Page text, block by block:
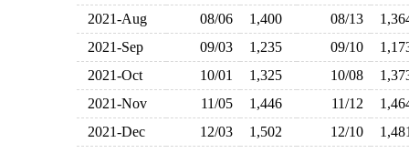
2021-Aug
08/06 1,400 08/13
2021-Sep
09/03 1,235 09/10
2021-Oct
10/01 1,325 10/08
2021-Nov
11/05 1,446 11/12
2021-Dec
12/03 1,502 12/10